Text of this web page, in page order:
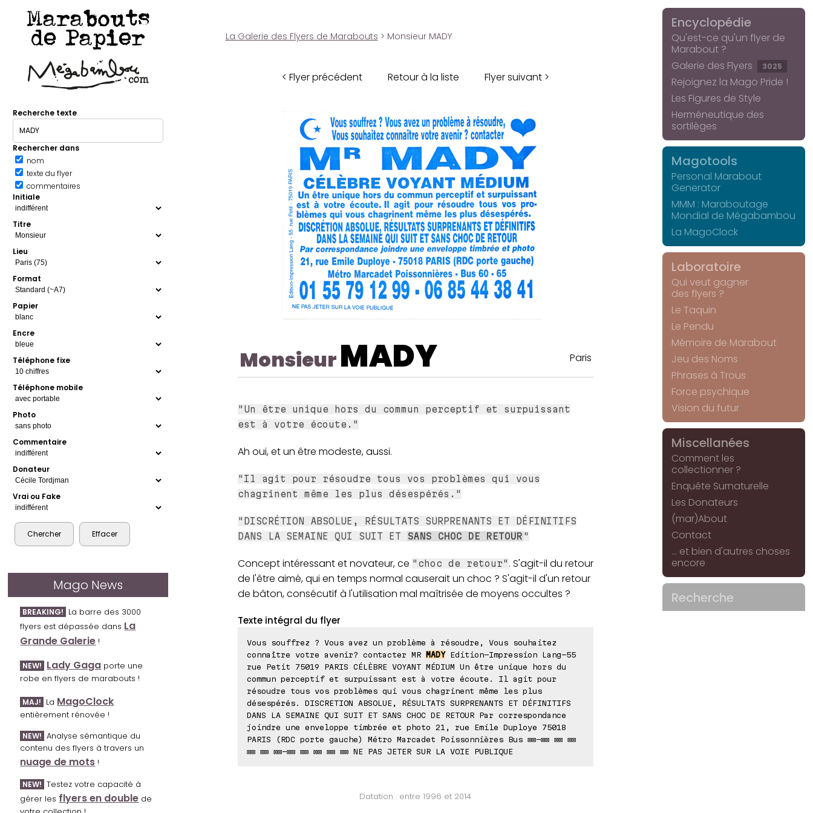
Marabouts
de Papier
Recherche texte
Rechercher dans
nom
texte du flyer
commentaires
Initiale
Titre
Lieu
Format
Papier
Encre
Téléphone fixe
Téléphone mobile
Photo
Commentaire
Donateur
Vrai ou Fake
Mago News
BREAKING! La barre des 3000
flyers est dépassée dans La
Grande Galerie !
NEW! Lady Gaga porte une
robe en flyers de marabouts !
MAJ! La MagoClock
entièrement rénovée !
NEW! Analyse sémantique du
contenu des flyers à travers un
nuage de mots !
NEW! Testez votre capacité à
gérer les flyers en double de
La Galerie des Flyers de Marabouts > Monsieur MADY
< Flyer précédent Retour à la liste Flyer suivant >
MonsieurMADY Paris
"Un être unique hors du commun perceptif et surpuissant
est à votre écoute."
Ah oui, et un être modeste, aussi.
"Il agit pour résoudre tous vos problèmes qui vous
chagrinent même les plus désespérés."
"DISCRÉTION ABSOLUE, RÉSULTATS SURPRENANTS ET DÉFINITIFS
DANS LA SEMAINE QUI SUIT ET
SANS CHOC DE RETOUR "
Concept intéressant et novateur, ce "choc de retour" . S'agit-il du retour
de l'être aimé, qui en temps normal causerait un choc ? S'agit-il d'un retour
de bâton, consécutif à l'utilisation mal maîtrisée de moyens occultes ?
Texte intégral du flyer
Vous souffrez ? Vous avez un problème à résoudre, Vous souhaitez
connaître votre avenir? contacter MR MADYEdition-Impression Lang-55
rue Petit 75019 PARIS CÉLÈBRE VOYANT MÉDIUM Un être unique hors du
commun perceptif et surpuissant est à votre écoute. Il agit pour
résoudre tous vos problèmes qui vous chagrinent même les plus
désespérés. DISCRETION ABSOLUE, RÉSULTATS SURPRENANTS ET DÉFINITIFS
DANS LA SEMAINE QUI SUIT ET SANS CHOC DE RETOUR Par correspondance
joindre une enveloppe timbrée et photo 21, rue Emile Duploye 75018
PARIS (RDC porte gauche) Métro Marcadet Poissonnières Bus ⊠⊠-⊠⊠ ⊠⊠ ⊠⊠
⊠⊠ ⊠⊠ ⊠⊠-⊠⊠ ⊠⊠ ⊠⊠ ⊠⊠ ⊠⊠ NE PAS JETER SUR LA VOIE PUBLIQUE
Datation : entre 1996 et 2014
Encyclopédie
Qu'est-ce qu'un flyer de
Marabout ?
Galerie des Flyers
3025
Rejoignez la Mago Pride !
Les Figures de Style
Herméneutique des
sortilèges
Magotools
Personal Marabout
Generator
MMM : Maraboutage
Mondial de Mégabambou
La MagoClock
Laboratoire
Qui veut gagner
des flyers ?
Le Taquin
Le Pendu
Mémoire de Marabout
Jeu des Noms
Phrases à Trous
Force psychique
Vision du futur
Miscellanées
Comment les
collectionner ?
Enquête Surnaturelle
Les Donateurs
(mar)About
Contact
... et bien d'autres choses
encore
Recherche